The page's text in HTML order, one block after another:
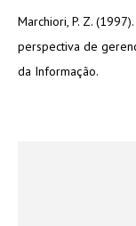
Marchiori, P. Z.
perspectiva de
da Informação.